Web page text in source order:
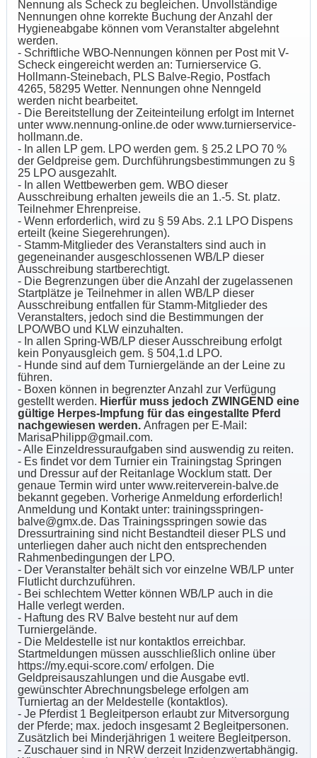
Nennung als Scheck zu begleichen. Unvollständige
Nennungen ohne korrekte Buchung der Anzahl der
Hygieneabgabe können vom Veranstalter abgelehnt
werden.
- Schriftliche WBO-Nennungen können per Post mit V-
Scheck eingereicht werden an: Turnierservice G.
Hollmann-Steinebach, PLS Balve-Regio, Postfach
4265, 58295 Wetter. Nennungen ohne Nenngeld
werden nicht bearbeitet.
- Die Bereitstellung der Zeiteinteilung erfolgt im Internet
unter www.nennung-online.de oder www.turnierservice-
hollmann.de.
- In allen LP gem. LPO werden gem. § 25.2 LPO 70 %
der Geldpreise gem. Durchführungsbestimmungen zu §
25 LPO ausgezahlt.
- In allen Wettbewerben gem. WBO dieser
Ausschreibung erhalten jeweils die an 1.-5. St. platz.
Teilnehmer Ehrenpreise.
- Wenn erforderlich, wird zu § 59 Abs. 2.1 LPO Dispens
erteilt (keine Siegerehrungen).
- Stamm-Mitglieder des Veranstalters sind auch in
gegeneinander ausgeschlossenen WB/LP dieser
Ausschreibung startberechtigt.
- Die Begrenzungen über die Anzahl der zugelassenen
Startplätze je Teilnehmer in allen WB/LP dieser
Ausschreibung entfallen für Stamm-Mitglieder des
Veranstalters, jedoch sind die Bestimmungen der
LPO/WBO und KLW einzuhalten.
- In allen Spring-WB/LP dieser Ausschreibung erfolgt
kein Ponyausgleich gem. § 504,1.d LPO.
- Hunde sind auf dem Turniergelände an der Leine zu
führen.
- Boxen können in begrenzter Anzahl zur Verfügung
gestellt werden. Hierfür muss jedoch ZWINGEND eine
gültige Herpes-Impfung für das eingestallte Pferd
nachgewiesen werden. Anfragen per E-Mail:
MarisaPhilipp@gmail.com.
- Alle Einzeldressuraufgaben sind auswendig zu reiten.
- Es findet vor dem Turnier ein Trainingstag Springen
und Dressur auf der Reitanlage Wocklum statt. Der
genaue Termin wird unter www.reiterverein-balve.de
bekannt gegeben. Vorherige Anmeldung erforderlich!
Anmeldung und Kontakt unter: trainingsspringen-
balve@gmx.de. Das Trainingsspringen sowie das
Dressurtraining sind nicht Bestandteil dieser PLS und
unterliegen daher auch nicht den entsprechenden
Rahmenbedingungen der LPO.
- Der Veranstalter behält sich vor einzelne WB/LP unter
Flutlicht durchzuführen.
- Bei schlechtem Wetter können WB/LP auch in die
Halle verlegt werden.
- Haftung des RV Balve besteht nur auf dem
Turniergelände.
- Die Meldestelle ist nur kontaktlos erreichbar.
Startmeldungen müssen ausschließlich online über
https://my.equi-score.com/ erfolgen. Die
Geldpreisauszahlungen und die Ausgabe evtl.
gewünschter Abrechnungsbelege erfolgen am
Turniertag an der Meldestelle (kontaktlos).
- Je Pferdist 1 Begleitperson erlaubt zur Mitversorgung
der Pferde; max. jedoch insgesamt 2 Begleitpersonen.
Zusätzlich bei Minderjährigen 1 weitere Begleitperson.
- Zuschauer sind in NRW derzeit Inzidenzwertabhängig.